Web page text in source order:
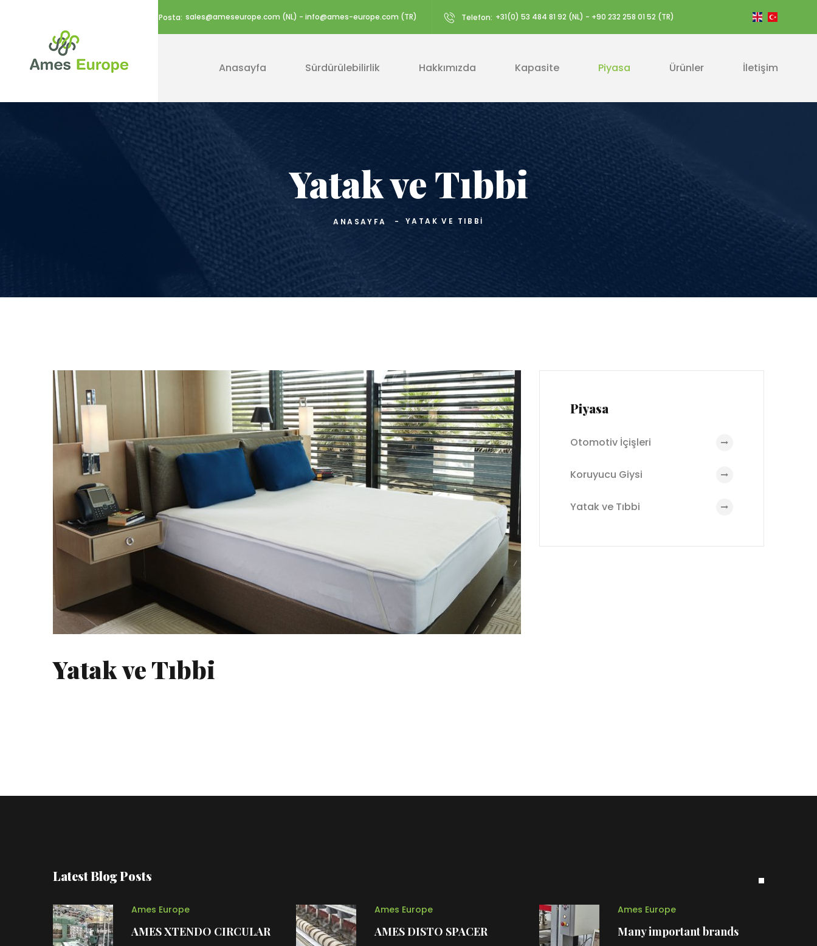
E-Posta: sales@ameseurope.com (NL) - info@ames-europe.com (TR) Telefon: +31(0) 53 484 81 92 (NL) - +90 232 258 01 52 (TR)
Anasayfa Sürdürülebilirlik Hakkımızda Kapasite Piyasa Ürünler İletişim
Yatak ve Tıbbi
ANASAYFA YATAK VE TIBBI
Yatak ve Tıbbi
Piyasa
Otomotiv İçişleri
Koruyucu Giysi
Yatak ve Tıbbi
Latest Blog Posts
Ames Europe
AMES XTENDO CIRCULAR
Ames Europe
AMES DISTO SPACER
Ames Europe
Many important brands